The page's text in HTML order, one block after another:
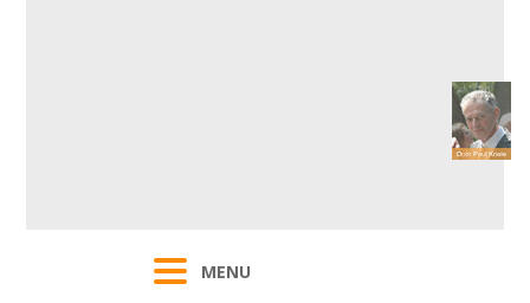
MENU